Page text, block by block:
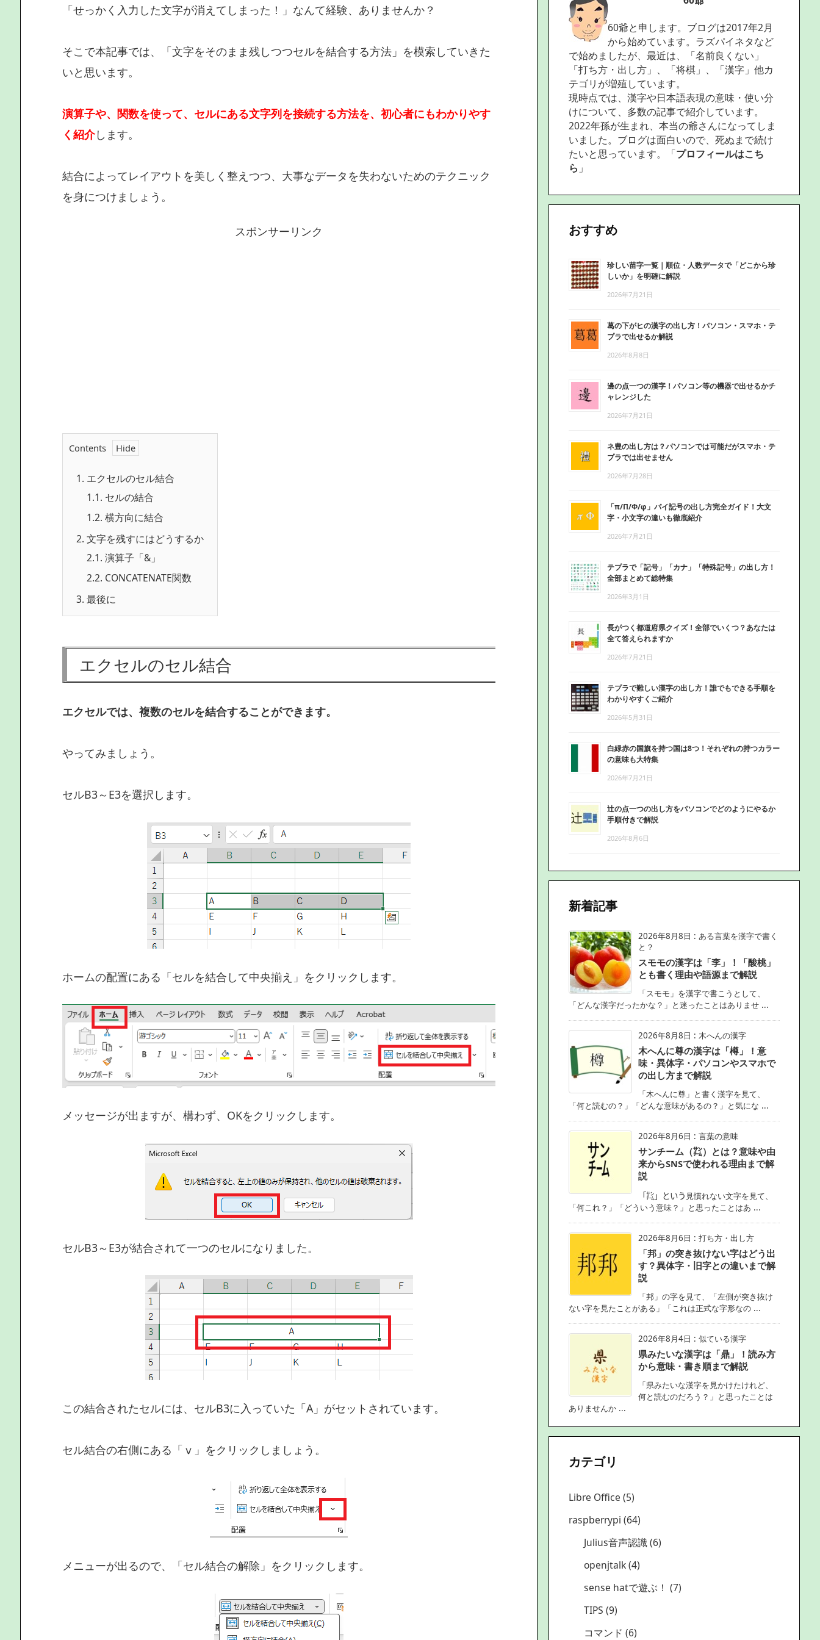
「せっかく入力した文字が消えてしまった！」なんて経験、ありませんか？
そこで本記事では、「文字をそのまま残しつつセルを結合する方法」を模索していきた
いと思います。
演算子や、関数を使って、セルにある文字列を接続する方法を、初心者にもわかりやす
く紹介します。
結合によってレイアウトを美しく整えつつ、大事なデータを失わないためのテクニック
を身につけましょう。
スポンサーリンク
Contents
1. エクセルのセル結合
1.1. セルの結合
1.2. 横方向に結合
2. 文字を残すにはどうするか
2.1. 演算子「&」
2.2. CONCATENATE関数
3. 最後に
エクセルのセル結合
エクセルでは、複数のセルを結合することができます。
やってみましょう。
セルB3～E3を選択します。
ホームの配置にある「セルを結合して中央揃え」をクリックします。
メッセージが出ますが、構わず、OKをクリックします。
セルB3～E3が結合されて一つのセルになりました。
この結合されたセルには、セルB3に入っていた「A」がセットされています。
セル結合の右側にある「ⅴ」をクリックしましょう。
メニューが出るので、「セル結合の解除」をクリックします。
60爺と申します。ブログは2017年2月
から始めています。ラズパイネタなど
で始めましたが、最近は、「名前良くない」
「打ち方・出し方」、「将棋」、「漢字」他カ
テゴリが増殖しています。
現時点では、漢字や日本語表現の意味・使い分
けについて、多数の記事で紹介しています。
2022年孫が生まれ、本当の爺さんになってしま
いました。ブログは面白いので、死ぬまで続け
たいと思っています。「プロフィールはこち
ら 」
おすすめ
珍しい苗字一覧｜順位・人数データで「どこから珍
しいか」を明確に解説
2026年7月21日
葛の下がヒの漢字の出し方！パソコン・スマホ・テ
プラで出せるか解説
2026年8月8日
邊の点一つの漢字！パソコン等の機器で出せるかチ
ャレンジした
2026年7月21日
ネ豊の出し方は？パソコンでは可能だがスマホ・テ
プラでは出せません
2026年7月28日
「π/Π/Φ/φ」パイ記号の出し方完全ガイド！大文
字・小文字の違いも徹底紹介
2026年7月21日
テプラで「記号」「カナ」「特殊記号」の出し方！
全部まとめて総特集
2026年3月1日
長がつく都道府県クイズ！全部でいくつ？あなたは
全て答えられますか
2026年7月21日
テプラで難しい漢字の出し方！誰でもできる手順を
わかりやすくご紹介
2026年5月31日
白緑赤の国旗を持つ国は8つ！それぞれの持つカラー
の意味も大特集
2026年7月21日
辻の点一つの出し方をパソコンでどのようにやるか
手順付きで解説
2026年8月6日
新着記事
2026年8月8日 : ある言葉を漢字で書く
と？
スモモの漢字は「李」！「酸桃」
とも書く理由や語源まで解説
「スモモ」を漢字で書こうとして、
「どんな漢字だったかな？」と迷ったことはありませ ...
2026年8月8日 : 木へんの漢字
木へんに尊の漢字は「樽」！意
味・異体字・パソコンやスマホで
の出し方まで解説
「木へんに尊」と書く漢字を見て、
「何と読むの？」「どんな意味があるの？」と気にな ...
2026年8月6日 : 言葉の意味
サンチーム（㌠）とは？意味や由
来からSNSで使われる理由まで解
説
「㌠」という見慣れない文字を見て、
「何これ？」「どういう意味？」と思ったことはあ ...
2026年8月6日 : 打ち方・出し方
「邦」の突き抜けない字はどう出
す？異体字・旧字との違いまで解
説
「邦」の字を見て、「左側が突き抜け
ない字を見たことがある」「これは正式な字形なの ...
2026年8月4日 : 似ている漢字
県みたいな漢字は「鼎」！読み方
から意味・書き順まで解説
「県みたいな漢字を見かけたけれど、
何と読むのだろう？」と思ったことは
ありませんか ...
カテゴリ
Libre Office (5)
raspberrypi (64)
Julius音声認識(6)
openjtalk(4)
sense hatで遊ぶ！(7)
TIPS(9)
コマンド(6)